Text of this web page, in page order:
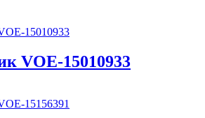
VOE-15010933